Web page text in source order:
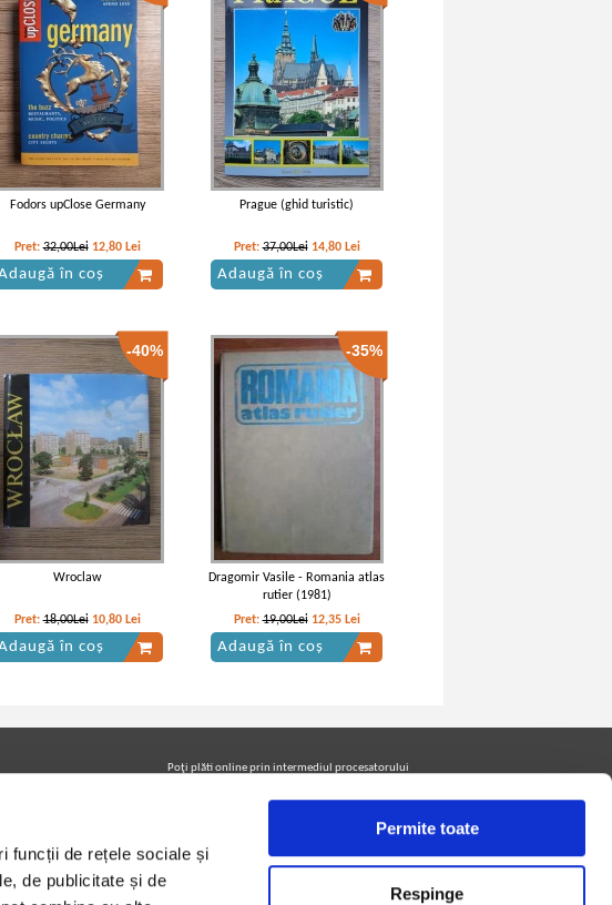
funcții de rețele sociale și
de publicitate și de
Permite toate
Respinge
Fodors upClose Germany
Pret:32,00Lei 12,80 Lei
în coș
Prague (ghid turistic)
Pret:37,00Lei 14,80 Lei
Adaugă în coș
-40%
Wroclaw
Pret:18,00Lei 10,80 Lei
în coș
-35%
Dragomir Vasile - Romania atlas
rutier (1981)
Pret:19,00Lei 12,35 Lei
Adaugă în coș
Poţi plăti online prin intermediul procesatorului
Urmăreşte-ne pe facebook pentru a fi la curent cu